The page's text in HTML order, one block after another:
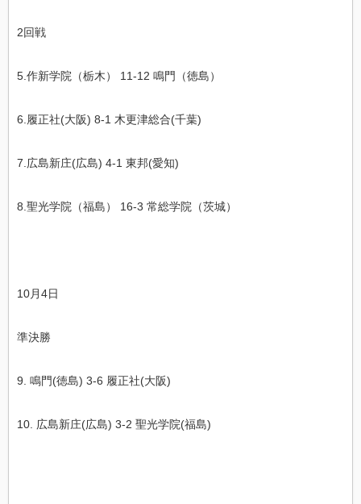
2回戦
5. 作新学院（栃木） 11-12 鳴門（徳島）
6.履正社(大阪) 8-1 木更津総合(千葉)
7.広島新庄(広島) 4-1 東邦(愛知)
8. 聖光学院（福島） 16-3 常総学院（茨城）
10月4日
準決勝
9. 鳴門(徳島) 3-6 履正社(大阪)
10. 広島新庄(広島) 3-2 聖光学院(福島)